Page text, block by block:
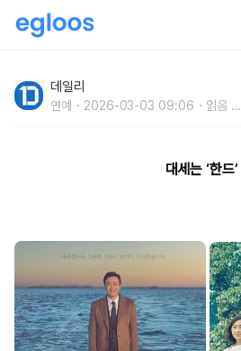
마
데일리
연예 2026-03-03 09:06 읽음 ...
대세는 ‘한드’